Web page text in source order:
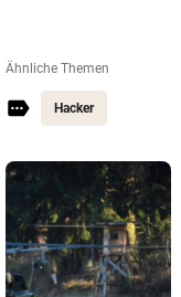
Ähnliche Themen
Hacker